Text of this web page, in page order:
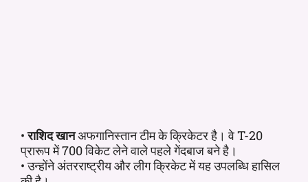
•राशिद खानअफगानिस्तान टीम के क्रिकेटर है। वे T-20
प्रारूप में 700 विकेट लेने वाले पहले गेंदबाज बने है।
• उन्होंने अंतरराष्ट्रीय और लीग क्रिकेट में यह उपलब्धि हासिल